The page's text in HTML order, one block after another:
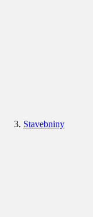
Stavebniny